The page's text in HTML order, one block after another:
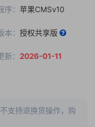
： 苹果CMSv10
本： 授权共享版
新： 2026-01-11
支持退换货操作，购